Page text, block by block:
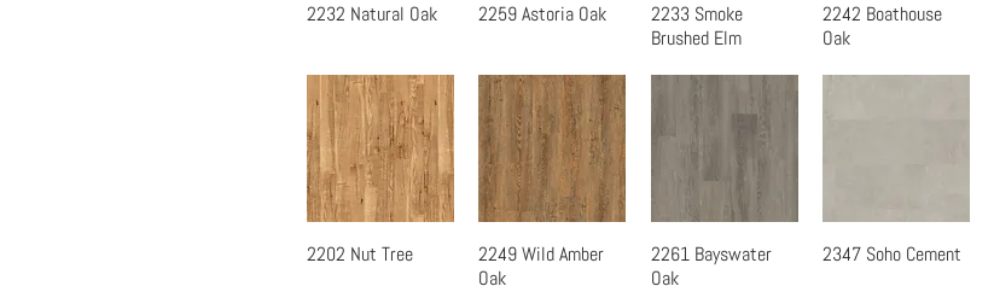
快速瀏覽
2232 Natural Oak 快速瀏覽
2259 Astoria Oak 快速瀏覽
2233 Smoke
Brushed Elm
快速瀏覽
2242 Boathouse
Oak
快速瀏覽
2202 Nut Tree 快速瀏覽
2249 Wild Amber
Oak
快速瀏覽
2261 Bayswater
Oak
快速瀏覽
2347 Soho Cement